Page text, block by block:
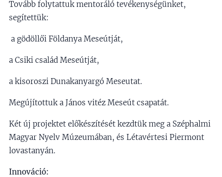
Tovább folytattuk mentoráló tevékenységünket,
segítettük:
a gödöllői Földanya Meseútját,
a Csiki család Meseútját,
a kisoroszi Dunakanyargó Meseutat.
Megújítottuk a János vitéz Meseút csapatát.
Két új projektet előkészítését kezdtük meg a Széphalmi
Magyar Nyelv Múzeumában, és Létavértesi Piermont
lovastanyán.
Innováció: